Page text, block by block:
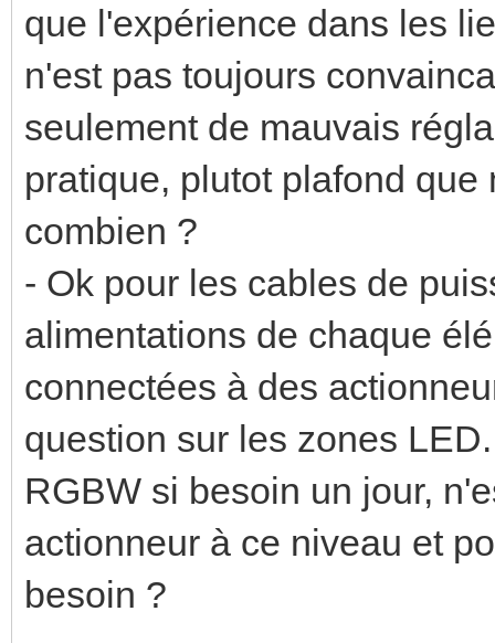
que l'expérience dans les
n'est pas toujours
seulement de mauvais
pratique, plutot plafond
combien ?
- Ok pour les cables de
alimentations de chaque
connectées à des
question sur les zones
RGBW si besoin un jour,
actionneur à ce niveau et
besoin ?